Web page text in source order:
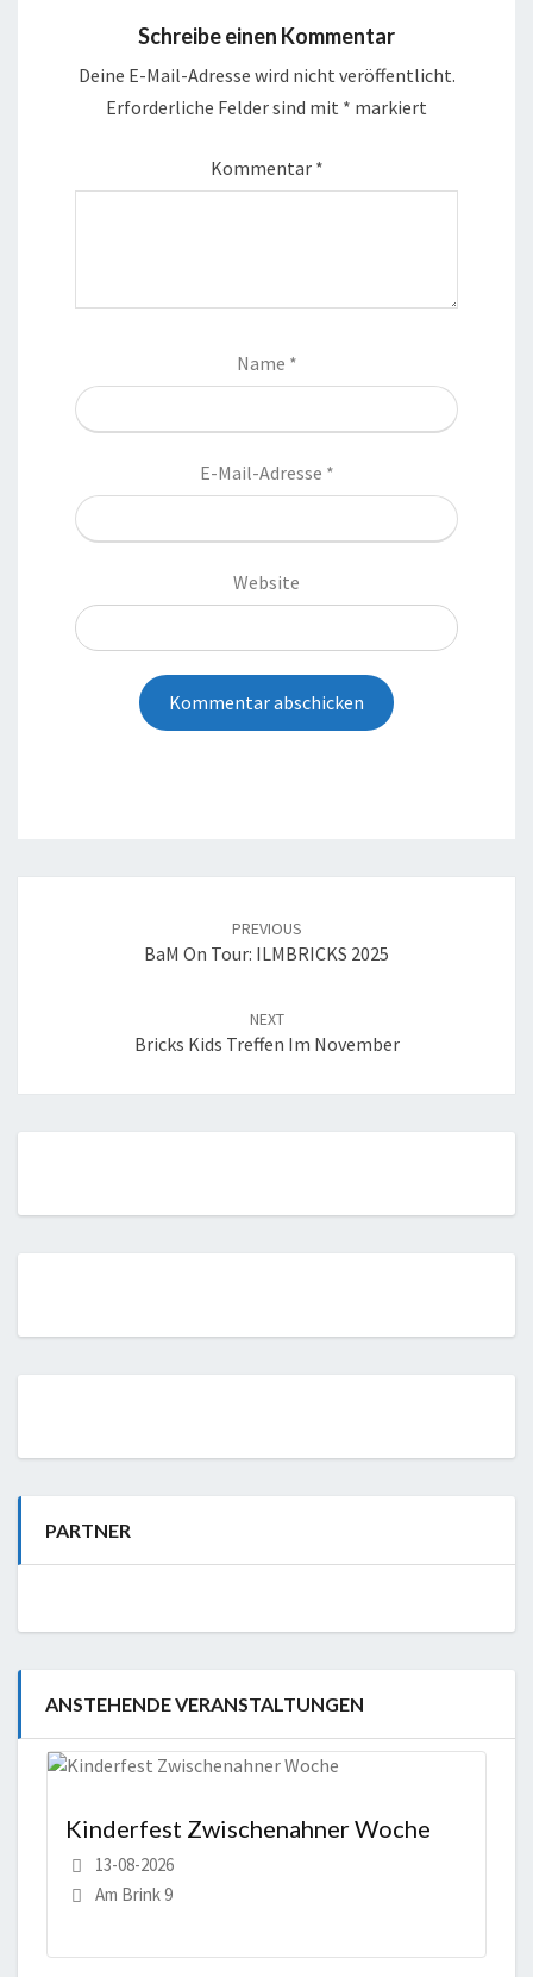
Schreibe einen Kommentar
Deine E-Mail-Adresse wird nicht veröffentlicht.
Erforderliche Felder sind mit * markiert
Kommentar *
Name *
E-Mail-Adresse *
Website
PREVIOUS
BaM On Tour: ILMBRICKS 2025
NEXT
Bricks Kids Treffen Im November
PARTNER
ANSTEHENDE VERANSTALTUNGEN
Kinderfest Zwischenahner Woche
13-08-2026
Am Brink 9